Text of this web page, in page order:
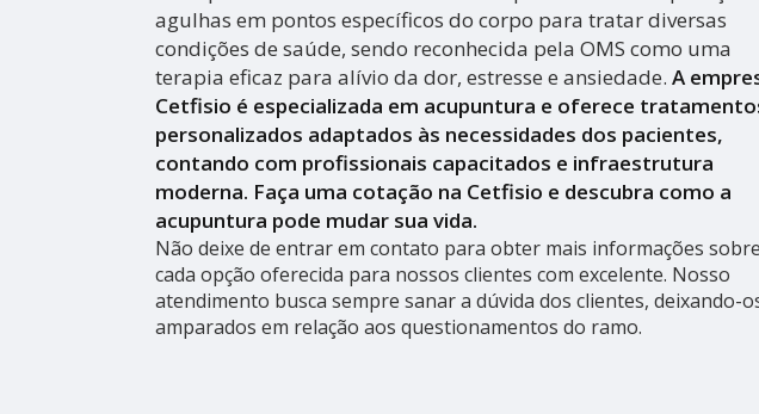
agulhas em pontos específicos do corpo para tratar diversas
condições de saúde, sendo reconhecida pela OMS como uma
terapia eficaz para alívio da dor, estresse e ansiedade. A
Cetfisio é especializada em acupuntura e oferece
personalizados adaptados às necessidades dos pacientes,
contando com profissionais capacitados e infraestrutura
moderna. Faça uma cotação na Cetfisio e descubra como a
acupuntura pode mudar sua vida.
Não deixe de entrar em contato para obter mais informações sobre
cada opção oferecida para nossos clientes com excelente. Nosso
atendimento busca sempre sanar a dúvida dos clientes, deixando-
amparados em relação aos questionamentos do ramo.